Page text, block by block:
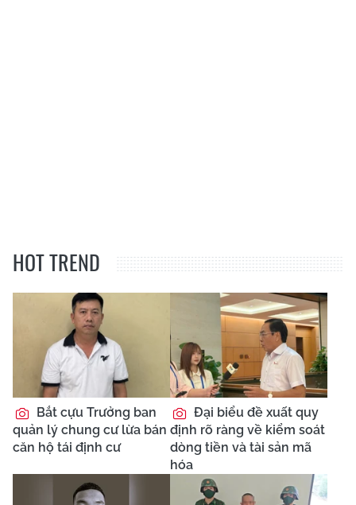
HOT TREND
Bắt cựu Trưởng ban
quản lý chung cư lừa bán
căn hộ tái định cư
Đại biểu đề xuất quy
định rõ ràng về kiểm soát
dòng tiền và tài sản mã
hóa